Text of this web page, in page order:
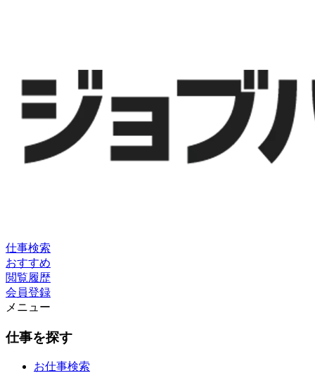
仕事検索
おすすめ
閲覧履歴
会員登録
メニュー
仕事を探す
お仕事検索